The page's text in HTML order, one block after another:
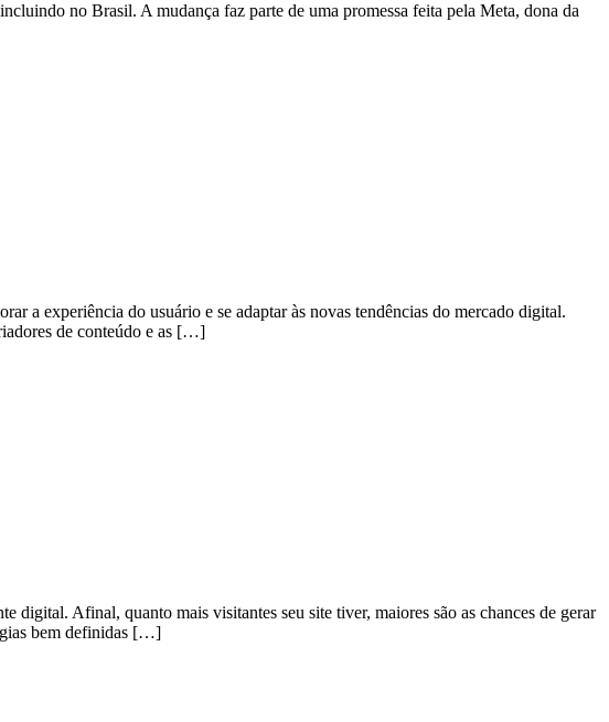
no Brasil. A mudança faz parte de uma promessa feita pela Meta, dona da
a experiência do usuário e se adaptar às novas tendências do mercado digital.
de conteúdo e as […]
digital. Afinal, quanto mais visitantes seu site tiver, maiores são as chances de gerar
bem definidas […]